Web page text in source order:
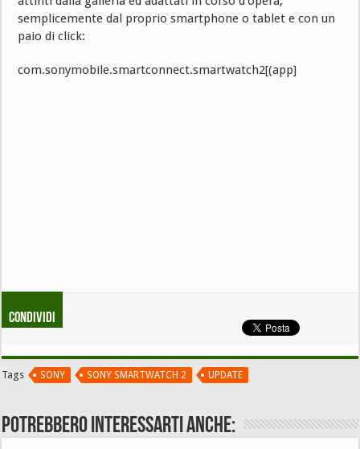
semplicemente dal proprio smartphone o tablet e con un
paio di click:
com.sonymobile.smartconnect.smartwatch2[(app]
Condividi
Tags SONY SONY SMARTWATCH 2 UPDATE
Potrebbero interessarti anche: